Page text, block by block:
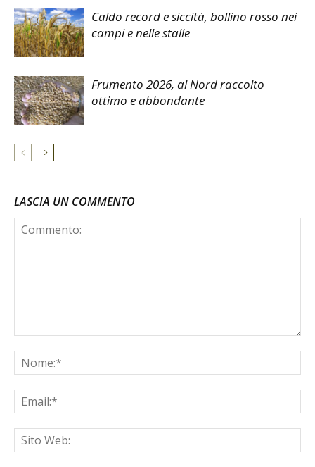
Caldo record e siccità, bollino rosso nei
campi e nelle stalle
Frumento 2026, al Nord raccolto
ottimo e abbondante
LASCIA UN COMMENTO